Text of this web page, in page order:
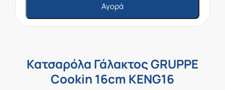
Αγορά
Κατσαρόλα Γάλακτος GRUPPE
Cookin 16cm KENG16